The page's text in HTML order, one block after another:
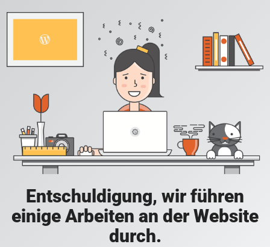
Entschuldigung, wir führen
einige Arbeiten an der Website
durch.